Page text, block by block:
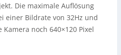
Die maximale Auflösung
einer Bildrate von 32Hz und
noch 640×120 Pixel